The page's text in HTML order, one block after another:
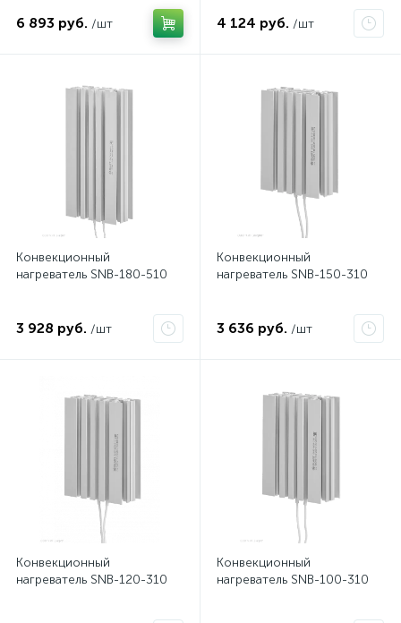
6 893 руб. /шт 4 124 руб. /шт
Конвекционный
нагреватель SNB-180-510
3 928 руб. /шт
Конвекционный
нагреватель SNB-150-310
3 636 руб. /шт
Конвекционный
нагреватель SNB-120-310
Конвекционный
нагреватель SNB-100-310